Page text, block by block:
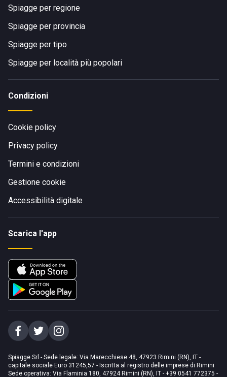
Spiagge per regione
Spiagge per provincia
Spiagge per tipo
Spiagge per località più popolari
Condizioni
Cookie policy
Privacy policy
Termini e condizioni
Gestione cookie
Accessibilità digitale
Scarica l'app
Spiagge Srl - Sede legale: Via Marecchiese 48, 47923 Rimini (RN), IT -
capitale sociale Euro 31245,57 - Iscritta al registro delle imprese di Rimini
Sede operativa: Via Flaminia 180, 47924 Rimini (RN), IT - +39 0541 772375 -